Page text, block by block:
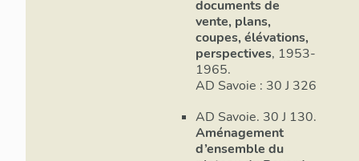
forme
œuvre. Le
Bellevue (Le
Vanoise pour
documents de
vente, plans,
coupes, élévations,
perspectives, 1953-
1965.
AD Savoie : 30 J 326
AD Savoie. 30 J 130.
Aménagement
d’ensemble du